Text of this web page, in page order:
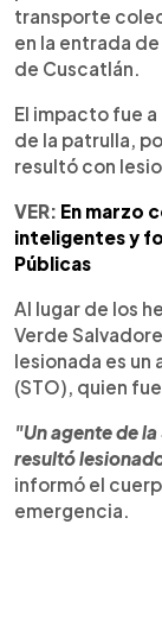
transporte
en la entrada
de Cuscatlán.
El impacto fue
de la patrulla,
resultó con
VER: En marzo
inteligentes y
Públicas
Al lugar de los
Verde
lesionada es
(STO), quien
"Un agente de
resultó
informó el
emergencia.